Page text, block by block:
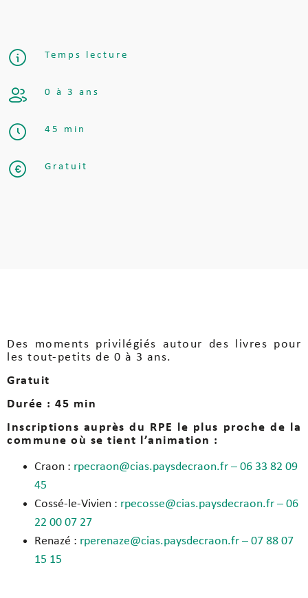
Des moments privilégiés autour des livres pour
les tout-petits de 0 à 3 ans.
Gratuit
Durée : 45 min
Inscriptions auprès du RPE le plus proche de la
commune où se tient l’animation :
Craon : rpecraon@cias.paysdecraon.fr – 06 33 82 09
45
Cossé-le-Vivien : rpecosse@cias.paysdecraon.fr – 06
22 00 07 27
Renazé : rperenaze@cias.paysdecraon.fr – 07 88 07
15 15
Temps lecture
0 à 3 ans
45 min
Gratuit